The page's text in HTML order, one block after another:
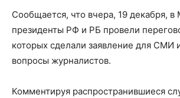
Сообщается, что вчера, 19 декабря, в
президенты РФ и РБ провели
которых сделали заявление для СМИ
вопросы журналистов.
Комментируя распространившиеся